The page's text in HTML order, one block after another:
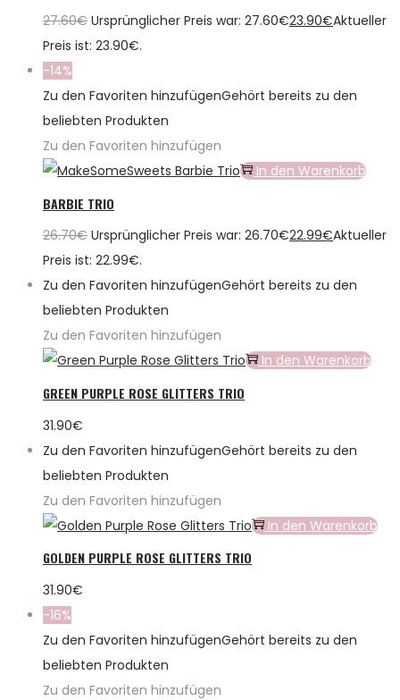
27.60€ Ursprünglicher Preis war: 27.60€23.90€Aktueller
Preis ist: 23.90€.
-14%
Zu den Favoriten hinzufügenGehört bereits zu den
beliebten Produkten
Zu den Favoriten hinzufügen
In den Warenkorb
BARBIE TRIO
26.70€ Ursprünglicher Preis war: 26.70€22.99€Aktueller
Preis ist: 22.99€.
Zu den Favoriten hinzufügenGehört bereits zu den
beliebten Produkten
Zu den Favoriten hinzufügen
In den Warenkorb
GREEN PURPLE ROSE GLITTERS TRIO
31.90€
Zu den Favoriten hinzufügenGehört bereits zu den
beliebten Produkten
Zu den Favoriten hinzufügen
In den Warenkorb
GOLDEN PURPLE ROSE GLITTERS TRIO
31.90€
-16%
Zu den Favoriten hinzufügenGehört bereits zu den
beliebten Produkten
Zu den Favoriten hinzufügen